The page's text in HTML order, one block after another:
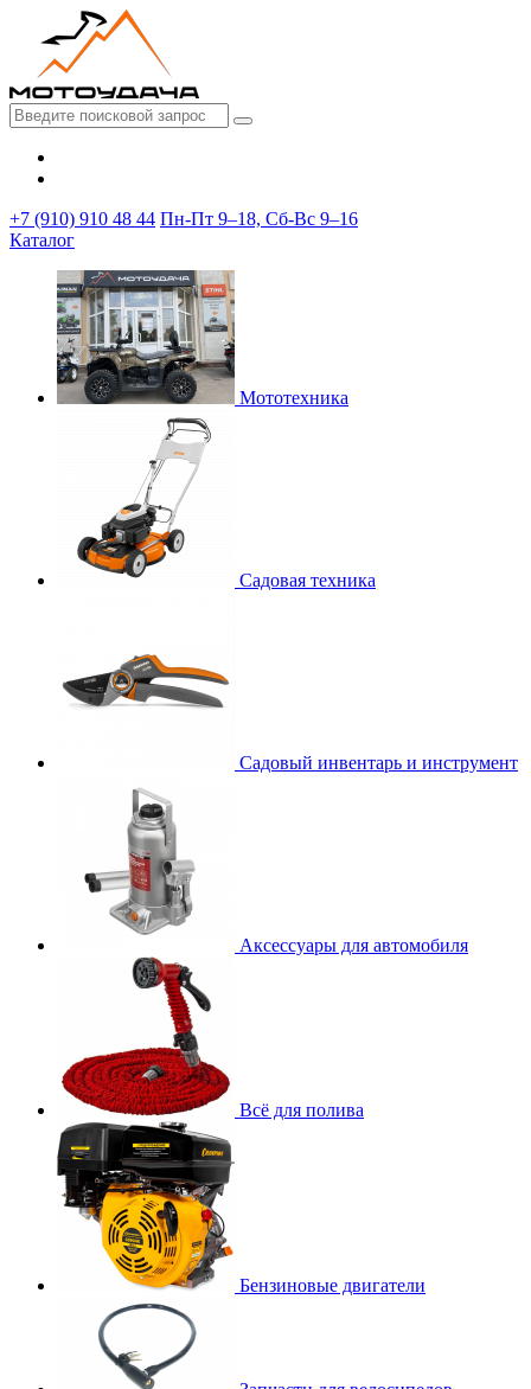
+7 (910) 910 48 44 Пн-Пт 9–18, Сб-Вс 9–16
Каталог
Мототехника
Садовая техника
Садовый инвентарь и инструмент
Аксессуары для автомобиля
Всё для полива
Бензиновые двигатели